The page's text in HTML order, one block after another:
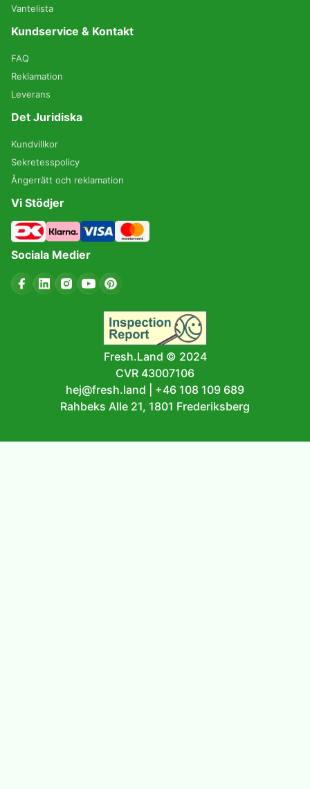
Vantelista
Kundservice & Kontakt
FAQ
Reklamation
Leverans
Det Juridiska
Kundvillkor
Sekretesspolicy
Ångerrätt och reklamation
Vi Stödjer
Sociala Medier
Fresh.Land © 2024
CVR 43007106
hej@fresh.land
+46 108 109 689
Rahbeks Alle 21, 1801 Frederiksberg